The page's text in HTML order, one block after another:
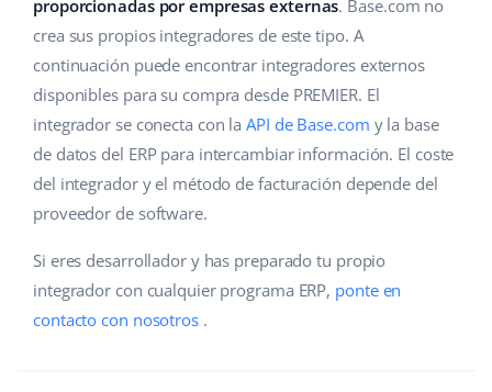
Gestión de envíos
Automatizaciones
Base Connect
IA para e-commerce
Hogar y jardinería
Productos infantiles
Electrónica
Piezas de automóviles
Supermercado
Salud y belleza
Ayuda
Base Academy
Blog
Servicios
Auditoría de cuentas
english (GB)
english (IN)
čeština
deutsch
Ελληνικά
español (AR)
proporcionadas por empresas externas. Base.com no
crea sus propios integradores de este tipo. A
continuación puede encontrar integradores externos
disponibles para su compra desde PREMIER. El
integrador se conecta con laAPI de Base.com y la base
de datos del ERP para intercambiar información. El coste
del integrador y el método de facturación depende del
proveedor de software.
Si eres desarrollador y has preparado tu propio
integrador con cualquier programa ERP, ponte en
contacto con nosotros.